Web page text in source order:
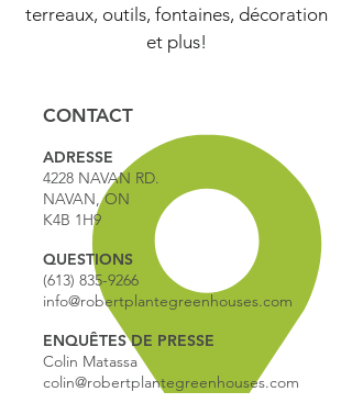
terreaux, outils, fontaines, décoration
et plus!
CONTACT
ADRESSE
4228 NAVAN RD.
NAVAN, ON
K4B 1H9
QUESTIONS
(613) 835-9266
info@robertplantegreenhouses.com
ENQUÊTES DE PRESSE
Colin Matassa
colin@robertplantegreenhouses.com